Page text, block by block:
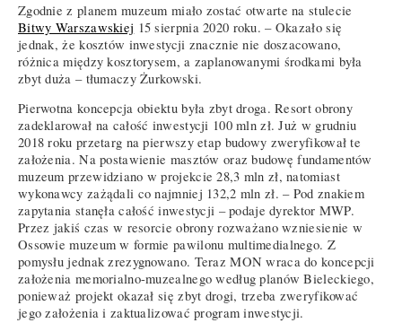
Zgodnie z planem muzeum miało zostać otwarte na stulecie
Bitwy Warszawskiej 15 sierpnia 2020 roku. – Okazało się
jednak, że kosztów inwestycji znacznie nie doszacowano,
różnica między kosztorysem, a zaplanowanymi środkami była
zbyt duża – tłumaczy Żurkowski.
Pierwotna koncepcja obiektu była zbyt droga. Resort obrony
zadeklarował na całość inwestycji 100 mln zł. Już w grudniu
2018 roku przetarg na pierwszy etap budowy zweryfikował te
założenia. Na postawienie masztów oraz budowę fundamentów
muzeum przewidziano w projekcie 28,3 mln zł, natomiast
wykonawcy zażądali co najmniej 132,2 mln zł. – Pod znakiem
zapytania stanęła całość inwestycji – podaje dyrektor MWP.
Przez jakiś czas w resorcie obrony rozważano wzniesienie w
Ossowie muzeum w formie pawilonu multimedialnego. Z
pomysłu jednak zrezygnowano. Teraz MON wraca do koncepcji
założenia memorialno-muzealnego według planów Bieleckiego,
ponieważ projekt okazał się zbyt drogi, trzeba zweryfikować
jego założenia i zaktualizować program inwestycji.